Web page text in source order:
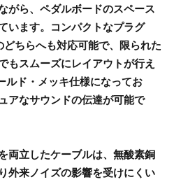
がら、ペダルボードのスペース
います。コンパクトなプラグ
ちらへも対応可能で、限られた
もスムーズにレイアウトが行え
ルド・メッキ仕様になってお
アなサウンドの伝達が可能で
両立したケーブルは、無酸素銅
外来ノイズの影響を受けにくい